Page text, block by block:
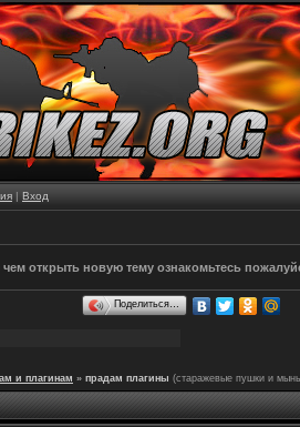
| Вход
открыть новую тему ознакомьтесь
Поделиться…
и плагинам » прадам плагины (старажевые пушки и